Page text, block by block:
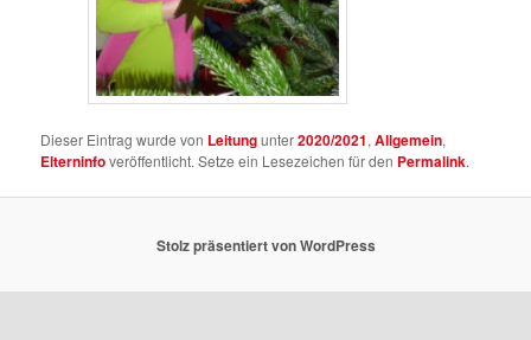
Dieser Eintrag wurde von Leitungunter2020/2021,Allgemein,
Elterninfoveröffentlicht. Setze ein Lesezeichen für den Permalink.
Stolz präsentiert von WordPress